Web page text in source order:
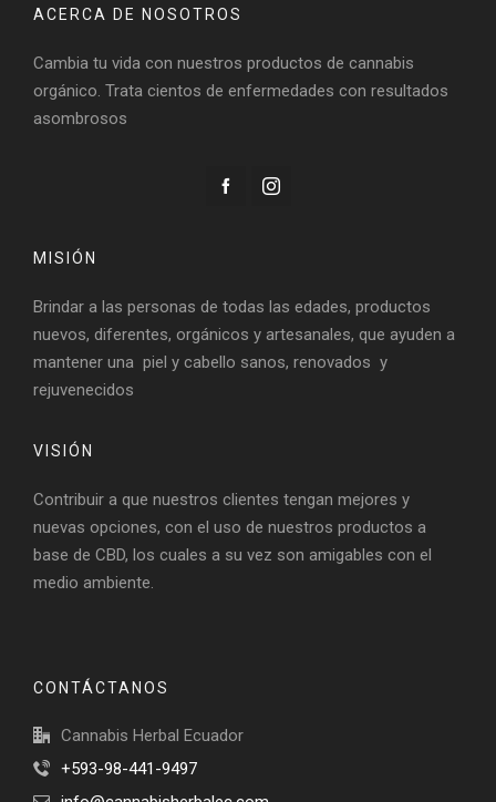
ACERCA DE NOSOTROS
Cambia tu vida con nuestros productos de cannabis
orgánico. Trata cientos de enfermedades con resultados
asombrosos
MISIÓN
Brindar a las personas de todas las edades, productos
nuevos, diferentes, orgánicos y artesanales, que ayuden a
mantener una piel y cabello sanos, renovados y
rejuvenecidos
VISIÓN
Contribuir a que nuestros clientes tengan mejores y
nuevas opciones, con el uso de nuestros productos a
base de CBD, los cuales a su vez son amigables con el
medio ambiente.
CONTÁCTANOS
Cannabis Herbal Ecuador
+593-98-441-9497